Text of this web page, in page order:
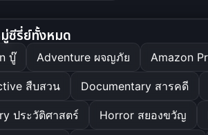
ซีรี่ย์ทั้งหมด
บู๊ Adventure ผจญภัย Amazon
สืบสวน Documentary สารคดี
ประวัติศาสตร์ Horror สยองขวัญ